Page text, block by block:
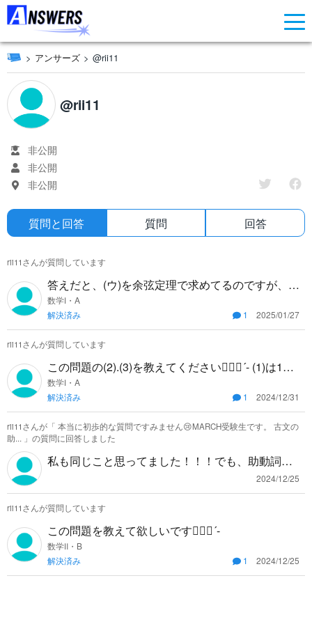
アンサーズ @rii11
@rii11
非公開
非公開
非公開
質問と回答 質問 回答
rii11さんが質問しています
答えだと、(ウ)を余弦定理で求めてるのですが、正
弦定理でsinθを求めて、 cosθ＝√1-sin ²θで求める
のはダメですか？ やってみると答えが合わないの
ですが…
数学Ⅰ・A
解決済み
1 2025/01/27
rii11さんが質問しています
この問題の(2).(3)を教えてください🙇🏻‍♀️‪‪´- (1)は128/
625です！
数学Ⅰ・A
解決済み
1 2024/12/31
rii11さんが「 本当に初歩的な質問ですみません😢MARCH受験生です。 古文の
助... 」の質問に回答しました
私も同じこと思ってました！！！でも、助動詞勉
強してるみると1問も解けなかったのが共テ9割は
確実に取れるようになりました！だから意味はあ
ると思います！ 極論、古典はセンスとかもありま
すし、問題が解ければ良いと思うので、解けてる
なら無駄に時間使わなくて良いと思いますよ！
2024/12/25
rii11さんが質問しています
この問題を教えて欲しいです🙇🏻‍♀️‪‪´-
数学Ⅱ・B
解決済み
1 2024/12/25